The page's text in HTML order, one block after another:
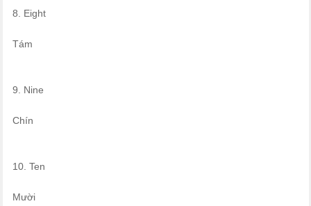
8. Eight
Tám
9. Nine
Chín
10. Ten
Mười